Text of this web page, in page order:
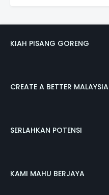
KIAH PISANG GORENG
CREATE A BETTER MALAYSIA
SERLAHKAN POTENSI
KAMI MAHU BERJAYA